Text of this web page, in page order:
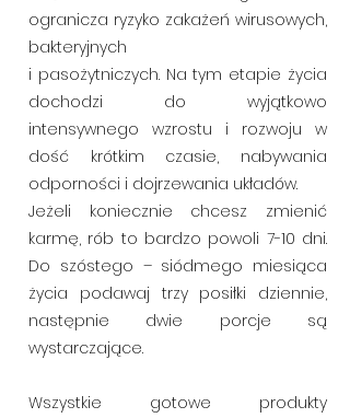
ogranicza ryzyko zakażeń wirusowych,
bakteryjnych
i pasożytniczych. Na tym etapie życia
dochodzi do wyjątkowo
intensywnego wzrostu i rozwoju w
dość krótkim czasie, nabywania
odporności i dojrzewania układów.
Jeżeli koniecznie chcesz zmienić
karmę, rób to bardzo powoli 7-10 dni.
Do szóstego – siódmego miesiąca
życia podawaj trzy posiłki dziennie,
następnie dwie porcje są
wystarczające.
Wszystkie gotowe produkty